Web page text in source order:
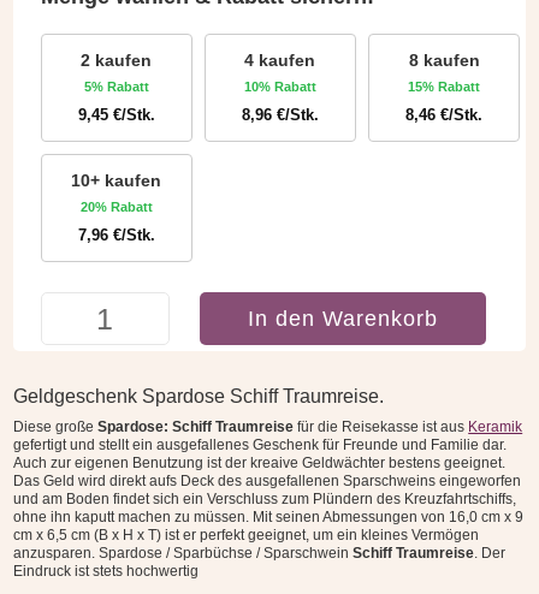
9,95 €7,46 €.
2 kaufen
5% Rabatt
9,45 €/Stk.
4 kaufen
10% Rabatt
8,96 €/Stk.
8 kaufen
15% Rabatt
8,46€/Stk.
10+ kaufen
20% Rabatt
7,96 €/Stk.
Spardose
Menge
In den Warenkorb
Geldgeschenk Spardose Schiff Traumreise.
Diese großeSpardose: Schiff Traumreise für die Reisekasse ist aus Keramik
gefertigt und stellt ein ausgefallenes Geschenk für Freunde und Familie dar.
Auch zur eigenen Benutzung ist der kreaive Geldwächter bestens geeignet.
Das Geld wird direkt aufs Deck des ausgefallenen Sparschweins eingeworfen
und am Boden findet sich ein Verschluss zum Plündern des Kreuzfahrtschiffs,
ohne ihn kaputt machen zu müssen. Mit seinen Abmessungen von 16,0 cm x 9
cm x 6,5 cm (B x H x T) ist er perfekt geeignet, um ein kleines Vermögen
anzusparen. Spardose / Sparbüchse / SparschweinSchiff Traumreise. Der
Eindruck ist stets hochwertig